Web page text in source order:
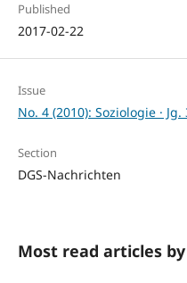
Published
2017-02-22
Issue
No. 4 (2010): Soziologie · Jg.
Section
DGS-Nachrichten
Most read articles